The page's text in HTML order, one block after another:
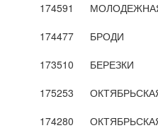
174591
174477
БРОДИ
173510
БЕРЕЗКИ
175253
174280